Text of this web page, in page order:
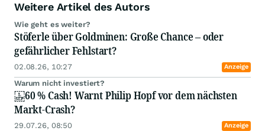
Im Fokus stehen Gold, Silber, Kupfer, Uran,
Lithium, kritische Metalle, Minenaktien sowie die
geopolitischen Entwicklungen, die Angebot,
Nachfrage und Preise bewegen. Der Rohstoff
Insider verbindet fundierte Marktkenntnis mit
verständlicher Einordnung – kurz, präzise und
nah am Markt.
Weitere Artikel des Autors
Wie geht es weiter?
Stöferle über Goldminen: Große Chance – oder
gefährlicher Fehlstart?
02.08.26, 10:27 Anzeige
Warum nicht investiert?
60 % Cash! Warnt Philip Hopf vor dem nächsten
Markt-Crash?
29.07.26, 08:50 Anzeige